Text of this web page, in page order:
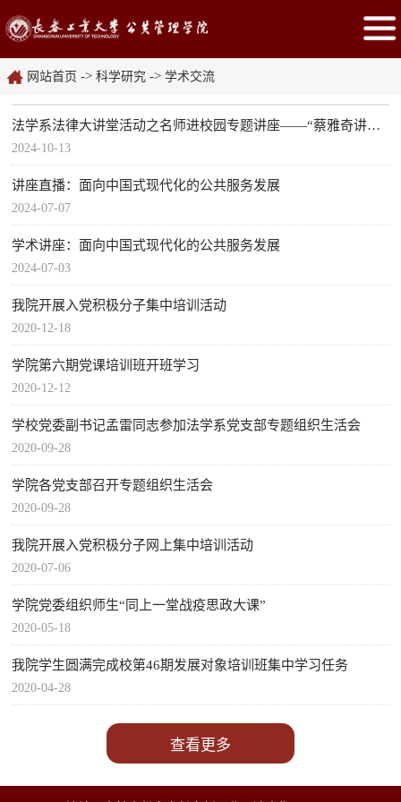
网站首页 -> 科学研究 -> 学术交流
法学系法律大讲堂活动之名师进校园专题讲座——“蔡雅奇讲刑法”
2024-10-13
讲座直播：面向中国式现代化的公共服务发展
2024-07-07
学术讲座：面向中国式现代化的公共服务发展
2024-07-03
我院开展入党积极分子集中培训活动
2020-12-18
学院第六期党课培训班开班学习
2020-12-12
学校党委副书记孟雷同志参加法学系党支部专题组织生活会
2020-09-28
学院各党支部召开专题组织生活会
2020-09-28
我院开展入党积极分子网上集中培训活动
2020-07-06
学院党委组织师生“同上一堂战疫思政大课”
2020-05-18
我院学生圆满完成校第46期发展对象培训班集中学习任务
2020-04-28
查看更多